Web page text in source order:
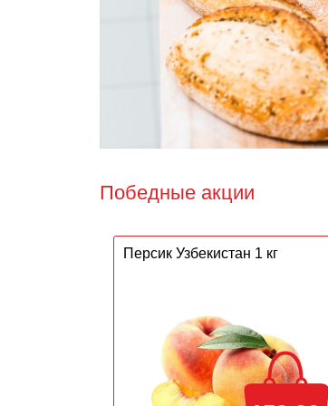
Победные акции
Персик Узбекистан 1 кг